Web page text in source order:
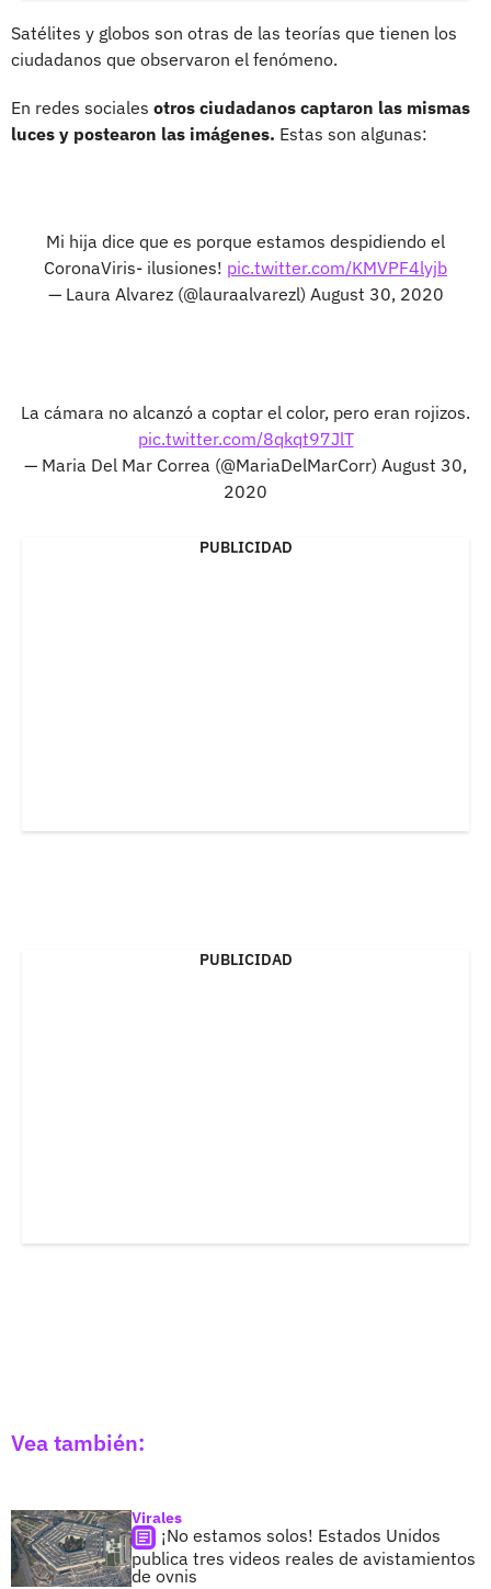
Satélites y globos son otras de las teorías que tienen los
ciudadanos que observaron el fenómeno.
En redes sociales otros ciudadanos captaron las mismas
luces y postearon las imágenes. Estas son algunas:
Mi hija dice que es porque estamos despidiendo el
CoronaViris- ilusiones! pic.twitter.com/KMVPF4lyjb
— Laura Alvarez (@lauraalvarezl) August 30, 2020
La cámara no alcanzó a coptar el color, pero eran rojizos.
pic.twitter.com/8qkqt97JlT
— Maria Del Mar Correa (@MariaDelMarCorr) August 30,
2020
PUBLICIDAD
PUBLICIDAD
Vea también:
Virales
¡No estamos solos! Estados Unidos
publica tres videos reales de avistamientos
de ovnis